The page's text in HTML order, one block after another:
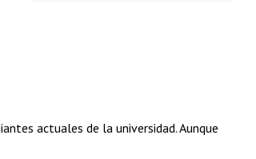
actuales de la universidad. Aunque